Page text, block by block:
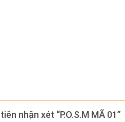
nhận xét “P.O.S.M MÃ 01”